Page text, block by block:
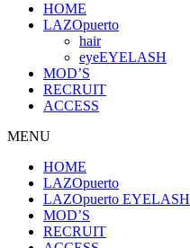
HOME
LAZOpuerto
hair
eye
MOD’S
RECRUIT
ACCESS
MENU
HOME
LAZOpuerto
LAZOpuerto EYELASH
MOD’S
RECRUIT